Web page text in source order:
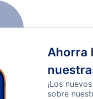
Ahorra
¡Los
sobre